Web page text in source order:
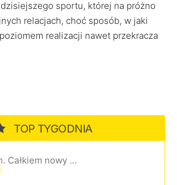
sportu, której na próżno
relacjach, choć sposób, w jaki
realizacji nawet przekracza
TOP TYGODNIA
Spider-Man. Całkiem nowy dzień